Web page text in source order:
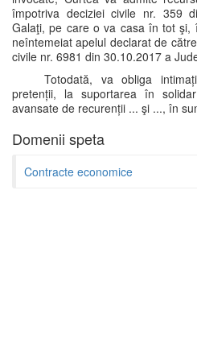
împotriva deciziei civile nr. 359
Galaţi, pe care o va casa în tot şi,
neîntemeiat apelul declarat de
civile nr. 6981 din 30.10.2017 a
Totodată, va obliga
pretenții, la suportarea în
avansate de recurenții ... şi ..., în
Domenii speta
Contracte economice